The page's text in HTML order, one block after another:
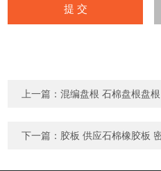
上一篇：混编盘根 石棉盘根盘
下一篇： 胶板 供应石棉橡胶板